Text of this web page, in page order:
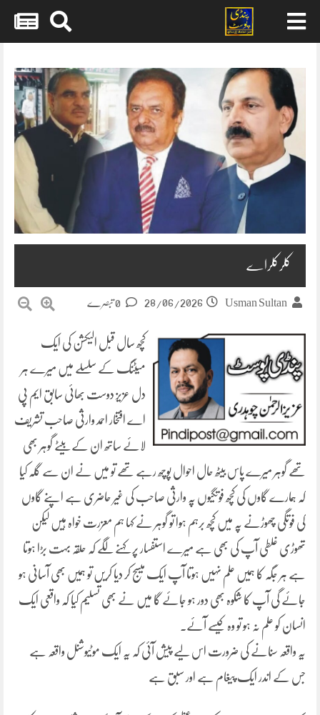
content
کلرکلراے
Usman Sultan
28/06/2026
کچھ سال قبل الیکشن کی ایک
میٹنگ کے سلسلے میں میرے ہر
دل عزیز دوست بھائی سابق ایم پی
اے افتخار احمد وارثی صاحب تشریف
لائے ساتھ ان کے بیٹے گوہر بھی
تھے گوہر میرے پاس بیٹھ حال احوال پوچھ رہے تھے تو میں نے ان سے گلہ کیا
کہ ہمارے گاوں کی کچھ فوتگیوں پہ وارثی صاحب کی غیر حاضری ہے اپنے گاوں
کی فوتگی چھوڑنے پہ میں کچھ برہم ہوا تو گوہر نے کہا ہم معزرت خواہ ہیں لیکن
تھوڑی غلطی آپ کی بھی ہے میرے استفسار پر کہنے لگے کہ حلقہ بہت بڑا ہوتا
ہے ہر جگہ کا ہمیں علم نہیں ہوتا آپ ایک میسج کر دیا کریں تو ہمیں بھی آسانی ہو
جائے گی آپ کا شکوہ بھی دور ہو جائے گا میں نے بھی تسلیم کیا کہ واقعی ایک
انسان کو علم نہ ہو تو وہ کیسے آئے۔
یہ واقعہ سنانے کی ضرورت اس لیے پیش آئی کہ یہ ایک موٹیوشنل واقعہ ہے
جس کے اندر ایک پیغام ہے اور سبق ہے